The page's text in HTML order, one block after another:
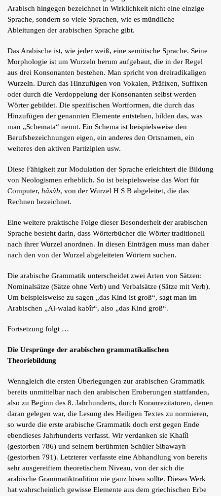
Arabisch hingegen bezeichnet in Wirklichkeit nicht eine einzige
Sprache, sondern so viele Sprachen, wie es mündliche
Ableitungen der arabischen Sprache gibt.
Das Arabische ist, wie jeder weiß, eine semitische Sprache. Seine
Morphologie ist um Wurzeln herum aufgebaut, die in der Regel
aus drei Konsonanten bestehen. Man spricht von dreiradikaligen
Wurzeln. Durch das Hinzufügen von Vokalen, Präfixen, Suffixen
oder durch die Verdoppelung der Konsonanten selbst werden
Wörter gebildet. Die spezifischen Wortformen, die durch das
Hinzufügen der genannten Elemente entstehen, bilden das, was
man „Schemata“ nennt. Ein Schema ist beispielsweise den
Berufsbezeichnungen eigen, ein anderes den Ortsnamen, ein
weiteres den aktiven Partizipien usw.
Diese Fähigkeit zur Modulation der Sprache erleichtert die Bildung
von Neologismen erheblich. So ist beispielsweise das Wort für
Computer, hâsûb, von der Wurzel H S B abgeleitet, die das
Rechnen bezeichnet.
Eine weitere praktische Folge dieser Besonderheit der arabischen
Sprache besteht darin, dass Wörterbücher die Wörter traditionell
nach ihrer Wurzel anordnen. In diesen Einträgen muss man daher
nach den von der Wurzel abgeleiteten Wörtern suchen.
Die arabische Grammatik unterscheidet zwei Arten von Sätzen:
Nominalsätze (Sätze ohne Verb) und Verbalsätze (Sätze mit Verb).
Um beispielsweise zu sagen „das Kind ist groß“, sagt man im
Arabischen „Al-walad kabîr“, also „das Kind groß“.
Fortsetzung folgt …
Die Ursprünge der arabischen grammatikalischen
Theoriebildung
Wenngleich die ersten Überlegungen zur arabischen Grammatik
bereits unmittelbar nach den arabischen Eroberungen stattfanden,
also zu Beginn des 8. Jahrhunderts, durch Koranrezitatoren, denen
daran gelegen war, die Lesung des Heiligen Textes zu normieren,
so wurde die erste arabische Grammatik doch erst gegen Ende
ebendieses Jahrhunderts verfasst. Wir verdanken sie Khalîl
(gestorben 786) und seinem berühmten Schüler Sibawayh
(gestorben 791). Letzterer verfasste eine Abhandlung von bereits
sehr ausgereiftem theoretischem Niveau, von der sich die
arabische Grammatiktradition nie ganz lösen sollte. Dieses Werk
hat wahrscheinlich gewisse Elemente aus dem griechischen Erbe